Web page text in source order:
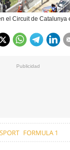
el Circuit de Catalunya
FORMULA 1